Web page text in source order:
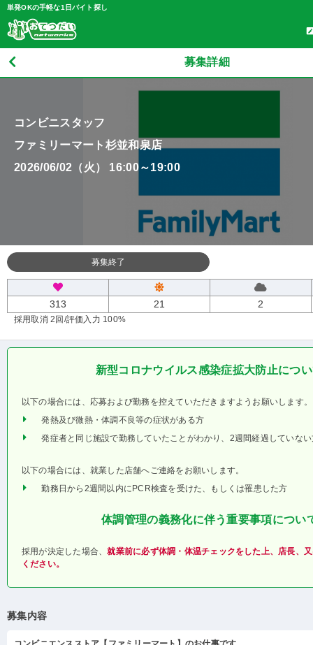
単発OKの手軽な1日バイト探し
募集詳細
コンビニスタッフ
ファミリーマート杉並和泉店
2026/06/02（火） 16:00～19:00
募集終了
313 21 2
採用取消 2回 /評価入力 100%
新型コロナウイルス感染症拡大防止につ
以下の場合には、応募および勤務を控えていただきますようお願いします。
発熱及び微熱・体調不良等の症状がある方
発症者と同じ施設で勤務していたことがわかり、2週間経過していな
以下の場合には、就業した店舗へご連絡をお願いします。
勤務日から2週間以内にPCR検査を受けた、もしくは罹患した方
体調管理の義務化に伴う重要事項につい
採用が決定した場合、就業前に必ず体調・体温チェックをした上、店長、
ください。
募集内容